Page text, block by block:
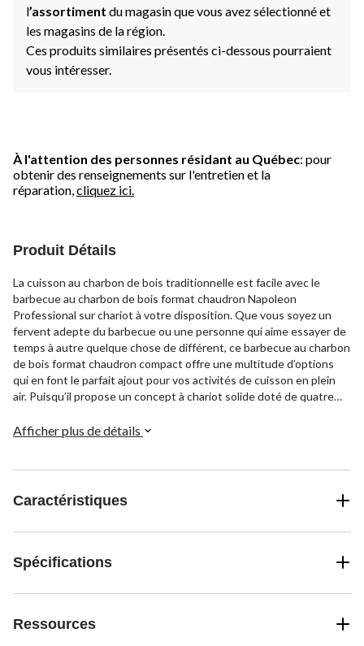
l’assortiment du magasin que vous avez sélectionné et
les magasins de la région.
Ces produits similaires présentés ci-dessous pourraient
vous intéresser.
À l'attention des personnes résidant au Québec: pour
obtenir des renseignements sur l'entretien et la
réparation, cliquez ici.
Produit Détails
La cuisson au charbon de bois traditionnelle est facile avec le
barbecue au charbon de bois format chaudron Napoleon
Professional sur chariot à votre disposition. Que vous soyez un
fervent adepte du barbecue ou une personne qui aime essayer de
temps à autre quelque chose de différent, ce barbecue au charbon
de bois format chaudron compact offre une multitude d’options
qui en font le parfait ajout pour vos activités de cuisson en plein
air. Puisqu’il propose un concept à chariot solide doté de quatre
sa taille pratique et sa nature mobile, ce barbecue offre une
Afficher plus de détails
Caractéristiques
Spécifications
Ressources